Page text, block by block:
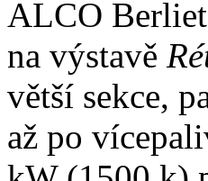
ALCO
na výstavě
větší sekce,
až po